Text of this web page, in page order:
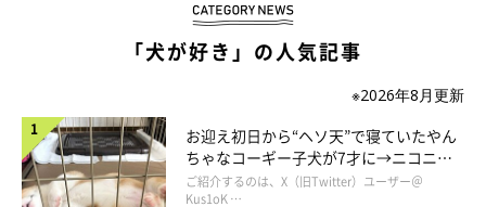
「犬が好き」の人気記事
※2026年8月更新
お迎え初日から“ヘソ天”で寝ていたやん
ちゃなコーギー子犬が7才に→ニコニ
コ“コーギースマイル”が魅力のコに成
長！
ご紹介するのは、X（旧Twitter）ユーザー＠
Kus1oK …